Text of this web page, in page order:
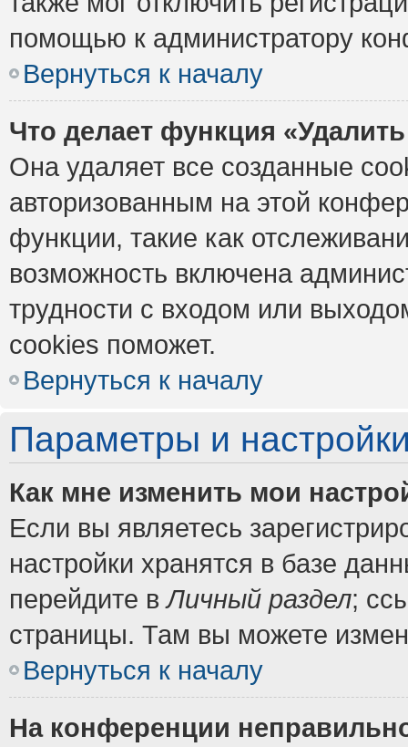
помощью к администратору
Вернуться к началу
Что делает функция
Она удаляет все созданные
авторизованным на этой
функции, такие как
возможность включена
трудности с входом или
cookies поможет.
Вернуться к началу
Параметры и
Как мне изменить мои
Если вы являетесь
настройки хранятся в базе
перейдите вЛичный раздел;
страницы. Там вы можете
Вернуться к началу
На конференции